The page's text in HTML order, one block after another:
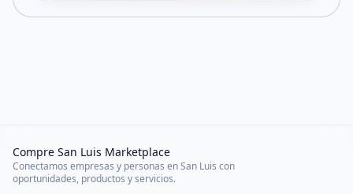
Compre San Luis Marketplace
Conectamos empresas y personas en San Luis con
oportunidades, productos y servicios.